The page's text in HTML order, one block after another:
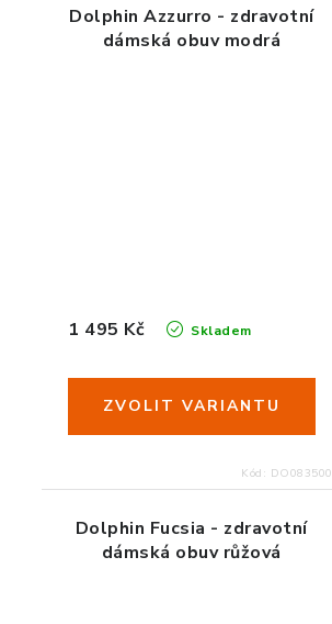
Dolphin Azzurro - zdravotní
dámská obuv modrá
Skladem
1 495 Kč
Kód: DO083500
Dolphin Fucsia - zdravotní
dámská obuv růžová